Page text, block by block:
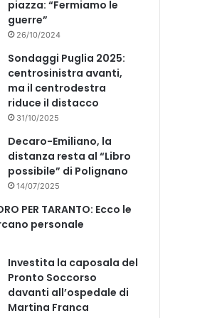
piazza: “Fermiamo le
guerre”
26/10/2024
Sondaggi Puglia 2025:
centrosinistra avanti,
ma il centrodestra
riduce il distacco
31/10/2025
Decaro-Emiliano, la
distanza resta al “Libro
possibile” di Polignano
14/07/2025
PER TARANTO: Ecco le
personale
Investita la caposala del
Pronto Soccorso
davanti all’ospedale di
Martina Franca